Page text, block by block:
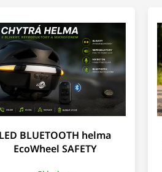
LED BLUETOOTH helma
EcoWheel SAFETY